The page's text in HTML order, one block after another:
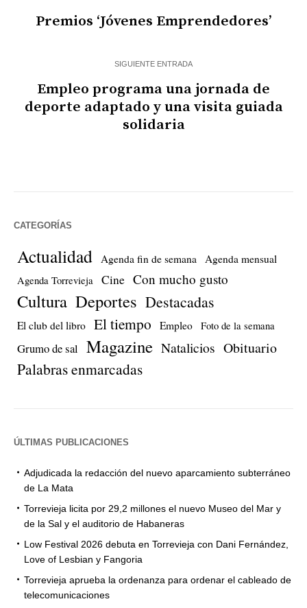
Premios ‘Jóvenes Emprendedores’
SIGUIENTE ENTRADA
Empleo programa una jornada de
deporte adaptado y una visita guiada
solidaria
CATEGORÍAS
Actualidad Agenda fin de semana Agenda mensual
Agenda Torrevieja Cine Con mucho gusto
Cultura Deportes Destacadas
El club del libro El tiempo Empleo Foto de la semana
Grumo de sal Magazine Natalicios Obituario
Palabras enmarcadas
ÚLTIMAS PUBLICACIONES
Adjudicada la redacción del nuevo aparcamiento subterráneo
de La Mata
Torrevieja licita por 29,2 millones el nuevo Museo del Mar y
de la Sal y el auditorio de Habaneras
Low Festival 2026 debuta en Torrevieja con Dani Fernández,
Love of Lesbian y Fangoria
Torrevieja aprueba la ordenanza para ordenar el cableado de
telecomunicaciones